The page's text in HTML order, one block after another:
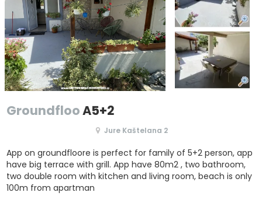
GroundflooA5+2
Jure Kaštelana 2
App on groundfloore is perfect for family of 5+2 person, app
have big terrace with grill. App have 80m2 , two bathroom,
two double room with kitchen and living room, beach is only
100m from apartman